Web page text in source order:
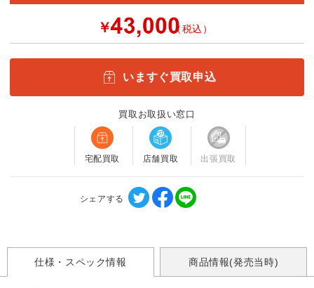
￥ （税込）
いますぐ買取申込
買取お取扱い窓口
宅配買取 店舗買取 出張買取
シェアする
仕様・スペック情報 商品情報(発売当時)